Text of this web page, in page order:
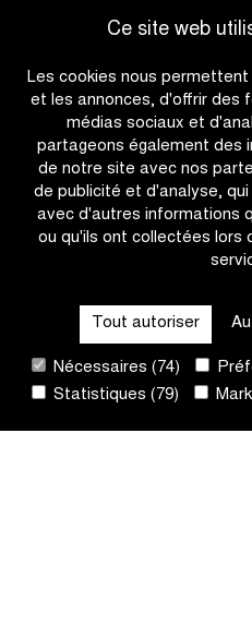
Ce site web
Les cookies nous
et les annonces, d'offrir des
médias sociaux et
partageons également des
de notre site avec nos
de publicité et d'analyse,
avec d'autres informations
ou qu'ils ont collectées lors
Tout autoriser
Nécessaires (74)
Statistiques (79)
CONTACT